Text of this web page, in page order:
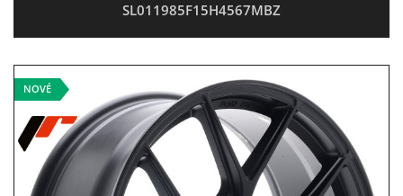
SL011985F15H4567MBZ
NOVÉ